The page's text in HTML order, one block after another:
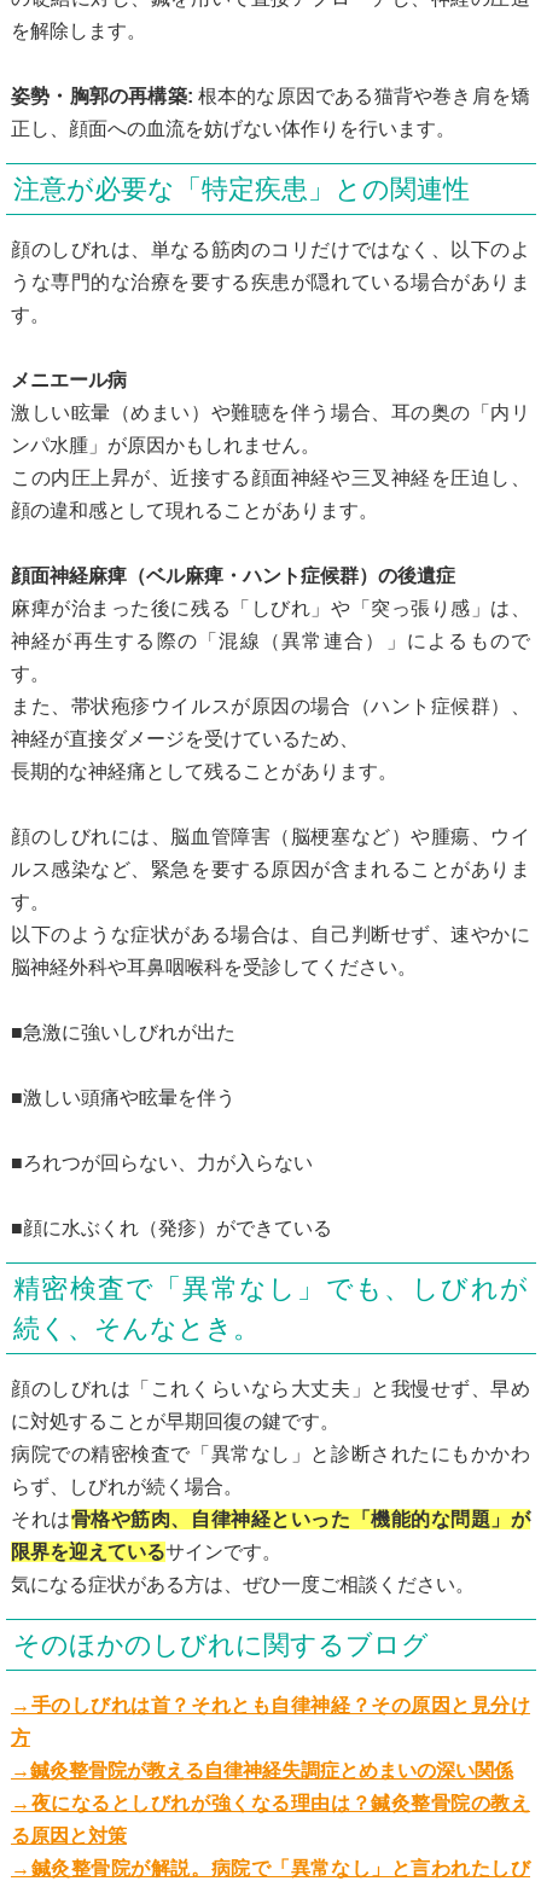
を解除します。
姿勢・胸郭の再構築: 根本的な原因である猫背や巻き肩を矯
正し、顔面への血流を妨げない体作りを行います。
注意が必要な「特定疾患」との関連性
顔のしびれは、単なる筋肉のコリだけではなく、以下のよ
うな専門的な治療を要する疾患が隠れている場合がありま
す。
メニエール病
激しい眩暈（めまい）や難聴を伴う場合、耳の奥の「内リ
ンパ水腫」が原因かもしれません。
この内圧上昇が、近接する顔面神経や三叉神経を圧迫し、
顔の違和感として現れることがあります。
顔面神経麻痺（ベル麻痺・ハント症候群）の後遺症
麻痺が治まった後に残る「しびれ」や「突っ張り感」は、
神経が再生する際の「混線（異常連合）」によるもので
す。
また、帯状疱疹ウイルスが原因の場合（ハント症候群）、
神経が直接ダメージを受けているため、
長期的な神経痛として残ることがあります。
顔のしびれには、脳血管障害（脳梗塞など）や腫瘍、ウイ
ルス感染など、緊急を要する原因が含まれることがありま
す。
以下のような症状がある場合は、自己判断せず、速やかに
脳神経外科や耳鼻咽喉科を受診してください。
■急激に強いしびれが出た
■激しい頭痛や眩暈を伴う
■ろれつが回らない、力が入らない
■顔に水ぶくれ（発疹）ができている
精密検査で「異常なし」でも、しびれが
続く、そんなとき。
顔のしびれは「これくらいなら大丈夫」と我慢せず、早め
に対処することが早期回復の鍵です。
病院での精密検査で「異常なし」と診断されたにもかかわ
らず、しびれが続く場合。
それは骨格や筋肉、自律神経といった「機能的な問題」が
限界を迎えているサインです。
気になる症状がある方は、ぜひ一度ご相談ください。
そのほかのしびれに関するブログ
→手のしびれは首？それとも自律神経？その原因と見分け
方
→鍼灸整骨院が教える自律神経失調症とめまいの深い関係
→夜になるとしびれが強くなる理由は？鍼灸整骨院の教え
る原因と対策
→鍼灸整骨院が解説。病院で「異常なし」と言われたしび